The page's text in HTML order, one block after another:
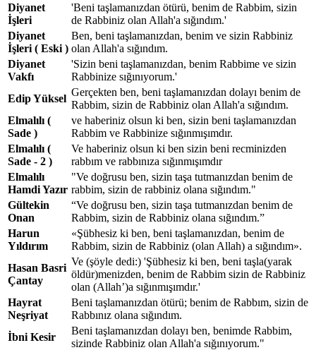
Diyanet
İşleri
'Beni taşlamanızdan ötürü, benim de Rabbim, sizin
de Rabbiniz olan Allah'a sığındım.'
Diyanet
İşleri ( Eski )
Ben, beni taşlamanızdan, benim ve sizin Rabbiniz
olan Allah'a sığındım.
Diyanet
Vakfı
'Sizin beni taşlamanızdan, benim Rabbime ve sizin
Rabbinize sığınıyorum.'
Edip Yüksel
Gerçekten ben, beni taşlamanızdan dolayı benim de
Rabbim, sizin de Rabbiniz olan Allah'a sığındım.
Elmalılı (
Sade )
ve haberiniz olsun ki ben, sizin beni taşlamanızdan
Rabbim ve Rabbinize sığınmışımdır.
Elmalılı (
Sade - 2 )
Ve haberiniz olsun ki ben sizin beni recminizden
rabbım ve rabbınıza sığınmışımdır
Elmalılı
Hamdi Yazır
"Ve doğrusu ben, sizin taşa tutmanızdan benim de
rabbim, sizin de rabbiniz olana sığındım."
Gültekin
Onan
“Ve doğrusu ben, sizin taşa tutmanızdan benim de
Rabbim, sizin de Rabbiniz olana sığındım.”
Harun
Yıldırım
«Şübhesiz ki ben, beni taşlamanızdan, benim de
Rabbim, sizin de Rabbiniz (olan Allah) a sığındım».
Hasan Basri
Çantay
Ve (şöyle dedi:) 'Şübhesiz ki ben, beni taşla(yarak
öldür)menizden, benim de Rabbim sizin de Rabbiniz
olan (Allah’)a sığınmışımdır.'
Hayrat
Neşriyat
Beni taşlamanızdan ötürü; benim de Rabbım, sizin de
Rabbınız olana sığındım.
İbni Kesir
Beni taşlamanızdan dolayı ben, benimde Rabbim,
sizinde Rabbiniz olan Allah'a sığınıyorum."